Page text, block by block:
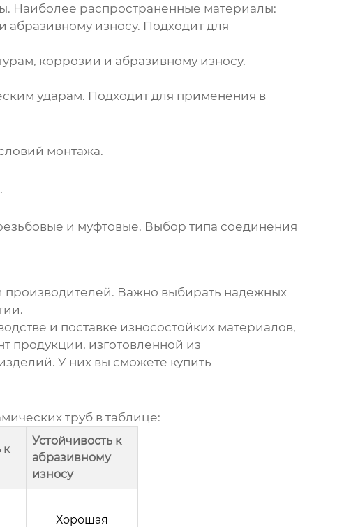
Наиболее распространенные материалы:
абразивному износу. Подходит для
коррозии и абразивному износу.
ударам. Подходит для применения в
монтажа.
и муфтовые. Выбор типа соединения
Важно выбирать надежных
и поставке износостойких материалов,
продукции, изготовленной из
У них вы сможете купить
трубв таблице:
к
Устойчивость к
абразивному
износу
Хорошая